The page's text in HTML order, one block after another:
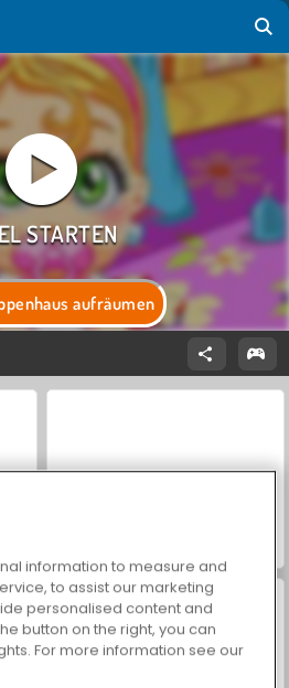
aufräumen
information to measure and
to assist our marketing
personalised content and
button on the right, you can
For more information see our